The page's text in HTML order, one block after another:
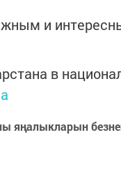
и
в
яңалыкларын